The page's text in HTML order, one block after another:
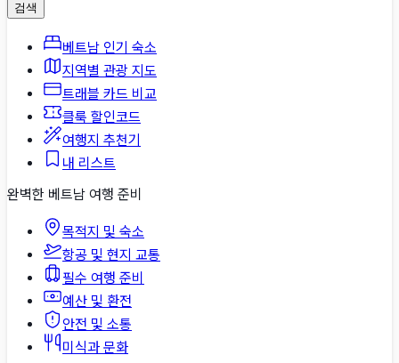
검색
베트남 인기 숙소
지역별 관광 지도
트래블 카드 비교
클룩 할인코드
여행지 추천기
내 리스트
완벽한 베트남 여행 준비
목적지 및 숙소
항공 및 현지 교통
필수 여행 준비
예산 및 환전
안전 및 소통
미식과 문화